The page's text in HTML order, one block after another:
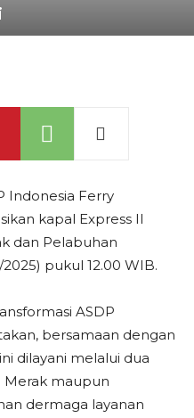
Indonesia Ferry
kapal Express II
dan Pelabuhan
pukul 12.00 WIB.
ASDP
bersamaan dengan
dilayani melalui dua
Merak maupun
dermaga layanan